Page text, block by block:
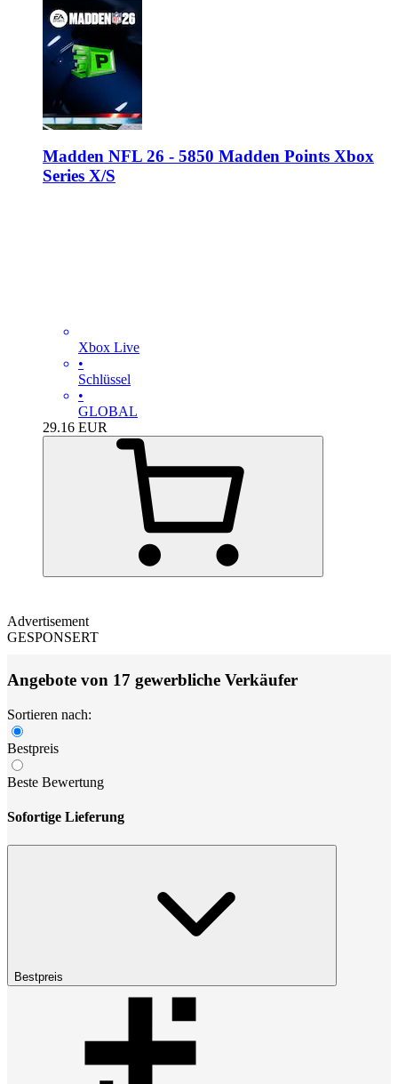
Madden NFL 26 - 5850 Madden Points Xbox
Series X/S
Xbox Live
•
Schlüssel
•
GLOBAL
29.16 EUR
Advertisement
GESPONSERT
Angebote von 17 gewerbliche Verkäufer
Sortieren nach:
Bestpreis
Beste Bewertung
Sofortige Lieferung
Bestpreis